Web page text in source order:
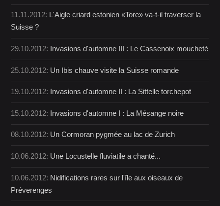
11.11.2012: L'Aigle criard estonien «Tore» va-t-il traverser la
Suisse ?
29.10.2012: Invasions d'automne III : Le Cassenoix moucheté
25.10.2012: Un Ibis chauve visite la Suisse romande
19.10.2012: Invasions d'automne II : La Sittelle torchepot
15.10.2012: Invasions d'automne I : La Mésange noire
08.10.2012: Un Cormoran pygmée au lac de Zurich
10.06.2012: Une Locustelle fluviatile a chanté...
10.06.2012: Nidifications rares sur l'île aux oiseaux de
Préverenges